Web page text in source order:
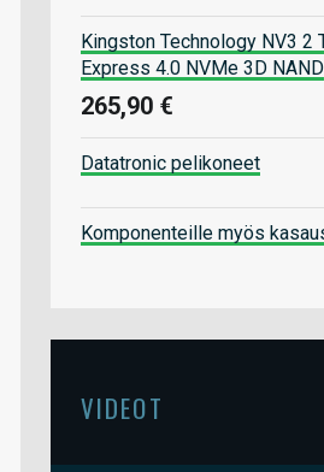
Kingston Technology NV3 2
Express 4.0 NVMe 3D NAND
265,90 €
Datatronic pelikoneet
Komponenteille myös
VIDEOT